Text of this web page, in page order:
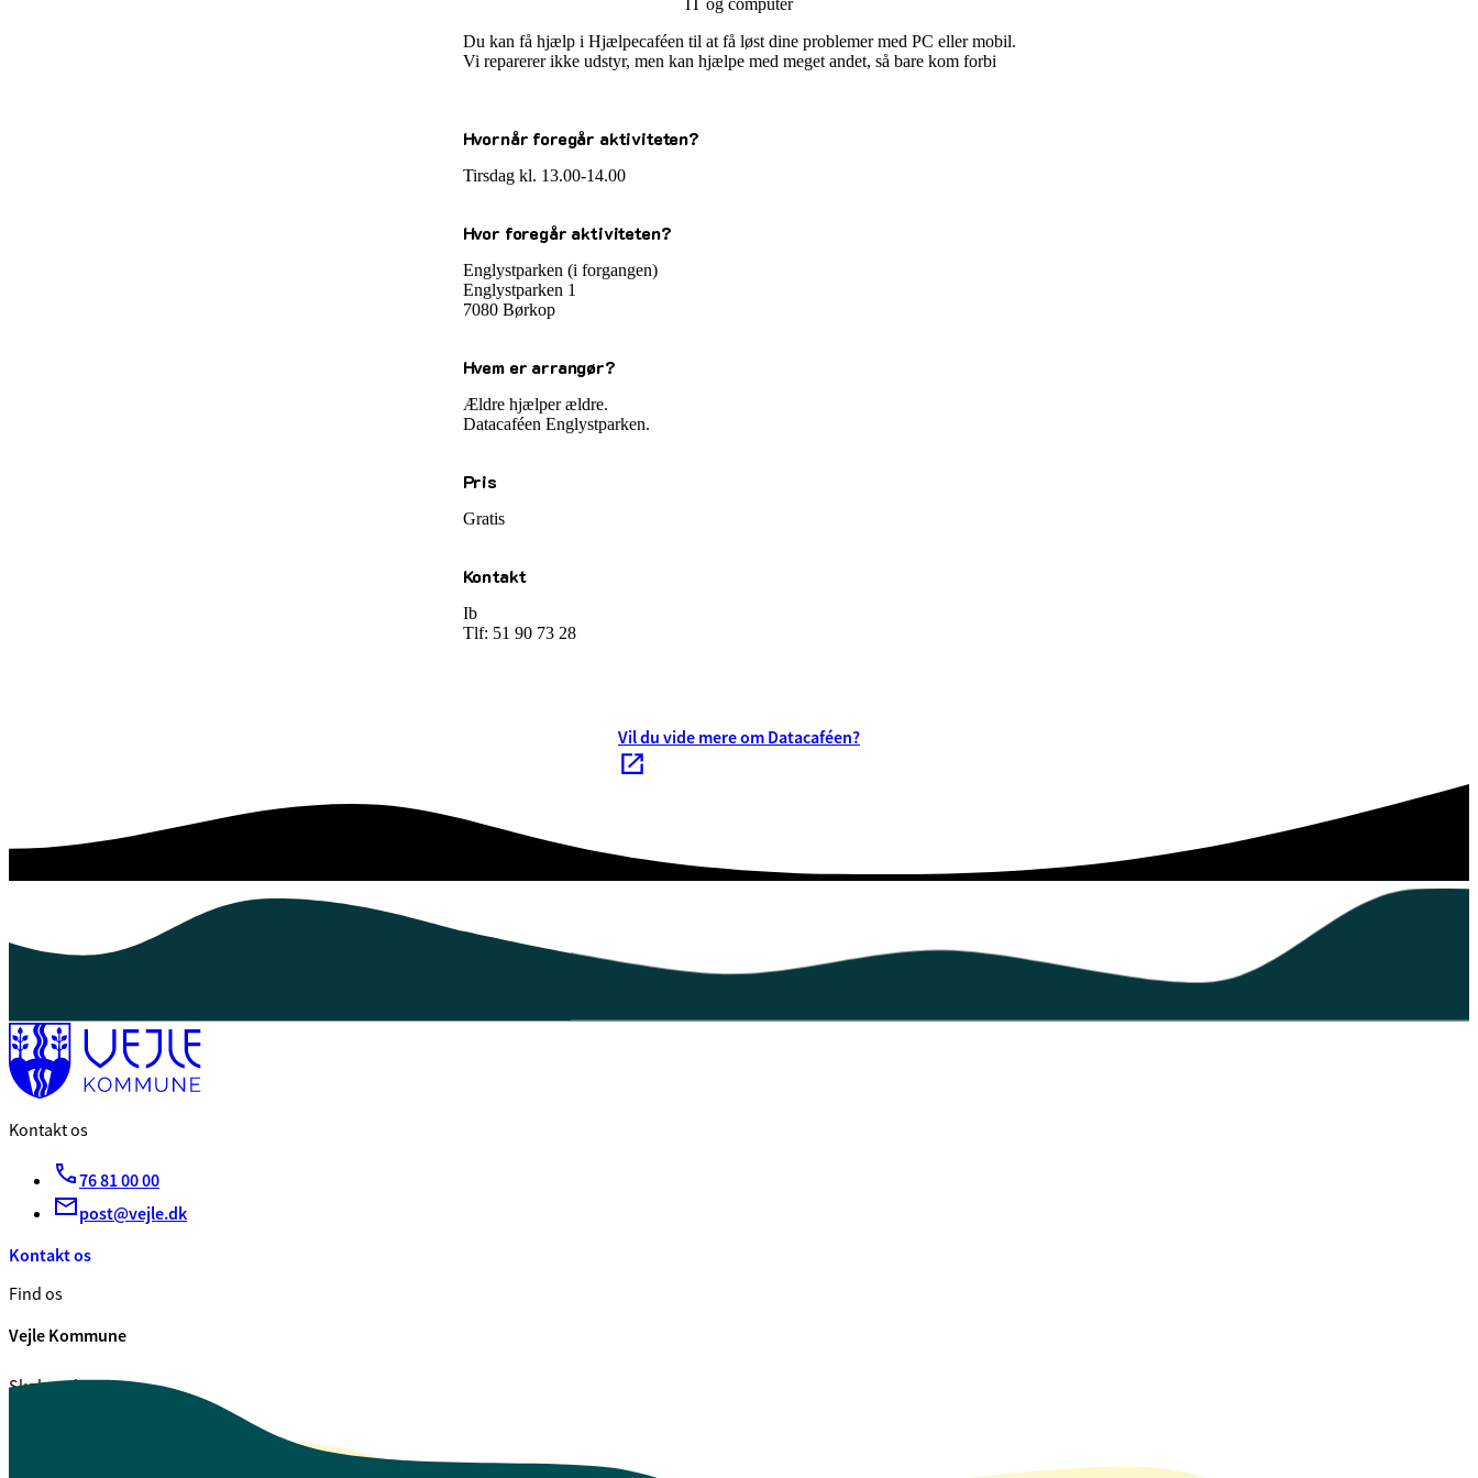
IT og computer
Du kan få hjælp i Hjælpecaféen til at få løst dine problemer med PC eller mobil.
Vi reparerer ikke udstyr, men kan hjælpe med meget andet, så bare kom forbi
Hvornår foregår aktiviteten?
Tirsdag kl. 13.00-14.00
Hvor foregår aktiviteten?
Englystparken (i forgangen)
Englystparken 1
7080 Børkop
Hvem er arrangør?
Ældre hjælper ældre.
Datacaféen Englystparken.
Pris
Gratis
Kontakt
Ib
Tlf: 51 90 73 28
Vil du vide mere om Datacaféen?
Kontakt os
76 81 00 00
post@vejle.dk
Kontakt os
Find os
Vejle Kommune
Skolegade 1